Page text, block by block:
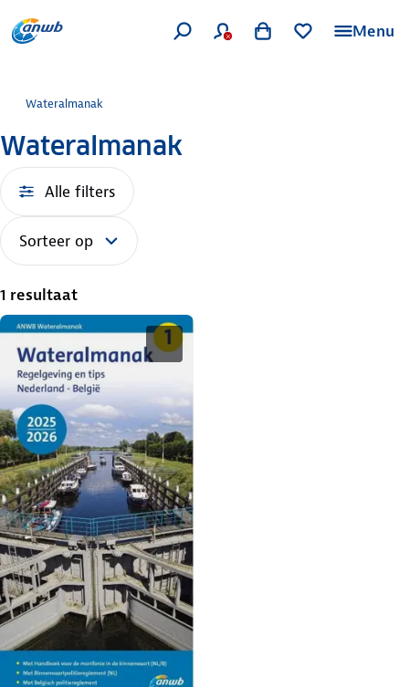
Menu
Wateralmanak
Wateralmanak
Alle filters
Sorteer op
1 resultaat